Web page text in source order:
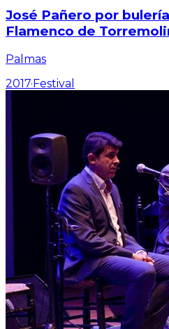
José Pañero por
Flamenco de
Palmas
2017·Festival